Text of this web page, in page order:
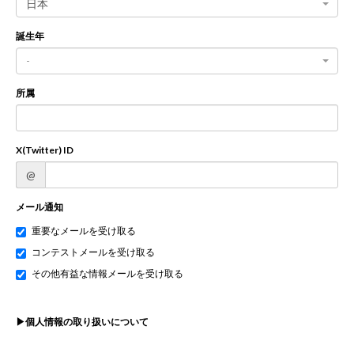
日本
誕生年
-
所属
X(Twitter) ID
@
メール通知
重要なメールを受け取る
コンテストメールを受け取る
その他有益な情報メールを受け取る
▶個人情報の取り扱いについて